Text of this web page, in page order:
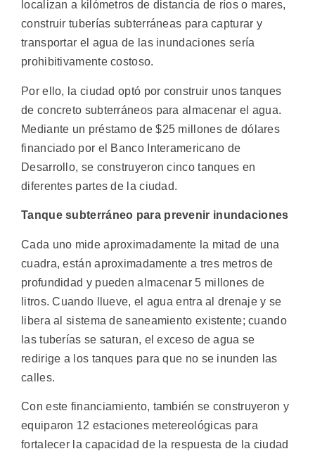
localizan a kilómetros de distancia de ríos o mares,
construir tuberías subterráneas para capturar y
transportar el agua de las inundaciones sería
prohibitivamente costoso.
Por ello, la ciudad optó por construir unos tanques
de concreto subterráneos para almacenar el agua.
Mediante un préstamo de $25 millones de dólares
financiado por el Banco Interamericano de
Desarrollo, se construyeron cinco tanques en
diferentes partes de la ciudad.
Tanque subterráneo para prevenir inundaciones
Cada uno mide aproximadamente la mitad de una
cuadra, están aproximadamente a tres metros de
profundidad y pueden almacenar 5 millones de
litros. Cuando llueve, el agua entra al drenaje y se
libera al sistema de saneamiento existente; cuando
las tuberías se saturan, el exceso de agua se
redirige a los tanques para que no se inunden las
calles.
Con este financiamiento, también se construyeron y
equiparon 12 estaciones metereológicas para
fortalecer la capacidad de la respuesta de la ciudad